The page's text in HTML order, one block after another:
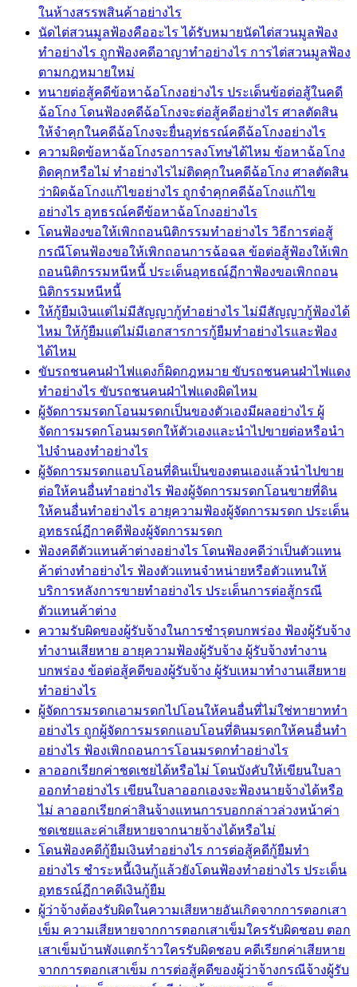
ในห้างสรรพสินค้าอย่างไร
นัดไต่สวนมูลฟ้องคืออะไร ได้รับหมายนัดไต่สวนมูลฟ้อง
ทำอย่างไร ถูกฟ้องคดีอาญาทำอย่างไร การไต่สวนมูลฟ้อง
ตามกฎหมายใหม่
ทนายต่อสู้คดีข้อหาฉ้อโกงอย่างไร ประเด็นข้อต่อสู้ในคดี
ฉ้อโกง โดนฟ้องคดีฉ้อโกงจะต่อสู้คดีอย่างไร ศาลตัดสิน
ให้จำคุกในคดีฉ้อโกงจะยื่นอุท่ธรณ์คดีฉ้อโกงอย่างไร
ความผิดข้อหาฉ้อโกงรอการลงโทษได้ไหม ข้อหาฉ้อโกง
ติดคุกหรือไม่ ทำอย่างไรไม่ติดคุกในคดีฉ้อโกง ศาลตัดสิน
ว่าผิดฉ้อโกงแก้ไขอย่างไร ถูกจำคุกคดีฉ้อโกงแก้ไข
อย่างไร อุทธรณ์คดีข้อหาฉ้อโกงอย่างไร
โดนฟ้องขอให้เพิกถอนนิติกรรมทำอย่างไร วิธีการต่อสู้
กรณีโดนฟ้องขอให้เพิกถอนการฉ้อฉล ข้อต่อสู้ฟ้องให้เพิก
ถอนนิติกรรมหนีหนี้ ประเด็นอุทธณ์ฏีกาฟ้องขอเพิกถอน
นิติกรรมหนีหนี้
ให้กู้ยืมเงินแต่ไม่มีสัญญากู้ทำอย่างไร ไม่มีสัญญากู้ฟ้องได้
ไหม ให้กู้ยืมแต่ไม่มีเอกสารการกู้ยืมทำอย่างไรและฟ้อง
ได้ไหม
ขับรถชนคนฝ่าไฟแดงก็ผิดกฎหมาย ขับรถชนคนฝ่าไฟแดง
ทำอย่างไร ขับรถชนคนฝ่าไฟแดงผิดไหม
ผู้จัดการมรดกโอนมรดกเป็นของตัวเองมีผลอย่างไร ผู้
จัดการมรดกโอนมรดกให้ตัวเองและนำไปขายต่อหรือนำ
ไปจำนองทำอย่างไร
ผู้จัดการมรดกแอบโอนที่ดินเป็นของตนเองแล้วนำไปขาย
ต่อให้คนอื่นทำอย่างไร ฟ้องผู้จัดการมรดกโอนขายที่ดิน
ให้คนอื่นทำอย่างไร อายุความฟ้องผู้จัดการมรดก ประเด็น
อุทธรณ์ฏีกาคดีฟ้องผู้จัดการมรดก
ฟ้องคดีตัวแทนค้าต่างอย่างไร โดนฟ้องคดีว่าเป็นตัวแทน
ค้าต่างทำอย่างไร ฟ้องตัวแทนจำหน่ายหรือตัวแทนให้
บริการหลังการขายทำอย่างไร ประเด็นการต่อสู้กรณี
ตัวแทนค้าต่าง
ความรับผิดของผู้รับจ้างในการชำรุดบกพร่อง ฟ้องผู้รับจ้าง
ทำงานเสียหาย อายุความฟ้องผู้รับจ้าง ผู้รับจ้างทำงาน
บกพร่อง ข้อต่อสู้คดีของผู้รับจ้าง ผู้รับเหมาทำงานเสียหาย
ทำอย่างไร
ผู้จัดการมรดกเอามรดกไปโอนให้คนอื่นที่ไม่ใช่ทายาททำ
อย่างไร ถูกผู้จัดการมรดกแอบโอนที่ดินมรดกให้คนอื่นทำ
อย่างไร ฟ้องเพิกถอนการโอนมรดกทำอย่างไร
ลาออกเรียกค่าชดเชยได้หรือไม่ โดนบังคับให้เขียนใบลา
ออกทำอย่างไร เขียนใบลาออกเองจะฟ้องนายจ้างได้หรือ
ไม่ ลาออกเรียกค่าสินจ้างแทนการบอกกล่าวล่วงหน้าค่า
ชดเชยและค่าเสียหายจากนายจ้างได้หรือไม่
โดนฟ้องคดีกู้ยืมเงินทำอย่างไร การต่อสู้คดีกู้ยืมทำ
อย่างไร ชำระหนี้เงินกู้แล้วยังโดนฟ้องทำอย่างไร ประเด็น
อุทธรณ์ฏีกาคดีเงินกู้ยืม
ผู้ว่าจ้างต้องรับผิดในความเสียหายอันเกิดจากการตอกเสา
เข็ม ความเสียหายจากการตอกเสาเข็มใครรับผิดชอบ ตอก
เสาเข็มบ้านพังแตกร้าวใครรับผิดชอบ คดีเรียกค่าเสียหาย
จากการตอกเสาเข็ม การต่อสู้คดีของผู้ว่าจ้างกรณีจ้างผู้รับ